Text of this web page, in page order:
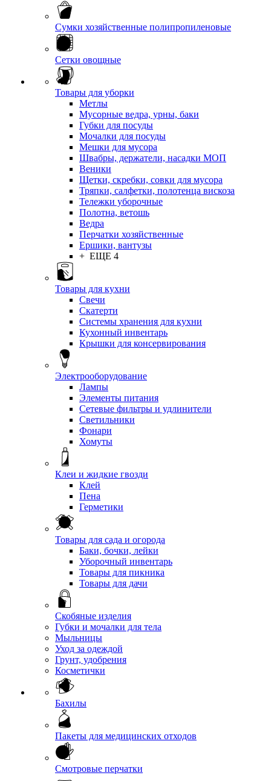
Сумки хозяйственные полипропиленовые
Сетки овощные
Товары для уборки
Метлы
Мусорные ведра, урны, баки
Губки для посуды
Мочалки для посуды
Мешки для мусора
Швабры, держатели, насадки МОП
Веники
Щетки, скребки, совки для мусора
Тряпки, салфетки, полотенца вискоза
Тележки уборочные
Полотна, ветошь
Ведра
Перчатки хозяйственные
Ершики, вантузы
+ ЕЩЕ 4
Товары для кухни
Свечи
Скатерти
Системы хранения для кухни
Кухонный инвентарь
Крышки для консервирования
Электрооборудование
Лампы
Элементы питания
Сетевые фильтры и удлинители
Светильники
Фонари
Хомуты
Клеи и жидкие гвозди
Клей
Пена
Герметики
Товары для сада и огорода
Баки, бочки, лейки
Уборочный инвентарь
Товары для пикника
Товары для дачи
Скобяные изделия
Губки и мочалки для тела
Мыльницы
Уход за одеждой
Грунт, удобрения
Косметички
Бахилы
Пакеты для медицинских отходов
Смотровые перчатки